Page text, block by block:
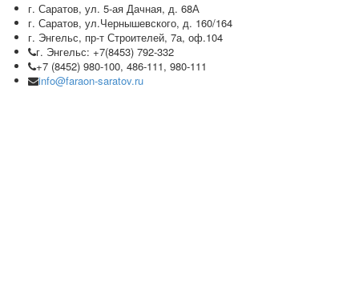
г. Саратов, ул. 5-ая Дачная, д. 68А
г. Саратов, ул.Чернышевского, д. 160/164
г. Энгельс, пр-т Строителей, 7а, оф.104
г. Энгельс: +7(8453) 792-332
+7 (8452) 980-100, 486-111, 980-111
info@faraon-saratov.ru